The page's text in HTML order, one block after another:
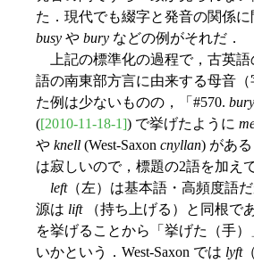
た．現代でも綴字と発音の関係
busy や bury などの例がそれだ．
上記の標準化の過程で，古英語
語の南東部方言に由来する母音（
た例は少ないものの，「#570. bury
([2010-11-18-1]) で挙げたように
や knell (West-Saxon cnyllan) があ
は寂しいので，標題の2語を加え
left（左）は基本語・高頻度語
源は lift（持ち上げる）と同根で
を挙げることから「挙げた（手
いかという．West-Saxon では lyft